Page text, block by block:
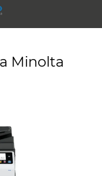
Minolta